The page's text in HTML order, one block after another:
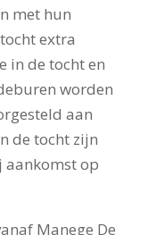
met hun
extra
in de tocht en
worden
aan
de tocht zijn
aankomst op
Manege De